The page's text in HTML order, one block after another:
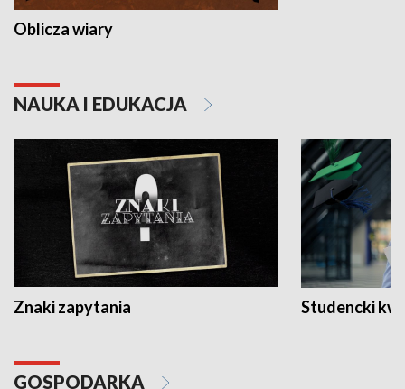
Oblicza wiary
NAUKA I EDUKACJA
Znaki zapytania Studencki
GOSPODARKA